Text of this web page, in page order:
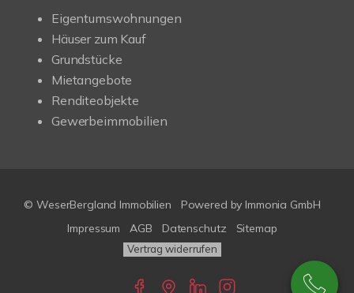
Eigentumswohnungen
Häuser zum Kauf
Grundstücke
Mietangebote
Renditeobjekte
Gewerbeimmobilien
© WeserBergland Immobilien Powered by Immonia GmbH
Impressum
AGB Datenschutz Sitemap
Vertrag widerrufen